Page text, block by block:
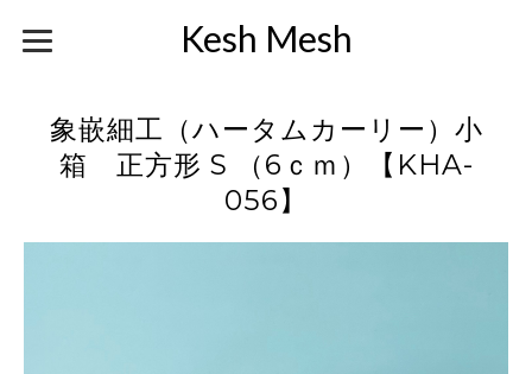
Kesh Mesh
象嵌細工（ハータムカーリー）小
箱 正方形 S （6ｃｍ）【KHA-
056】